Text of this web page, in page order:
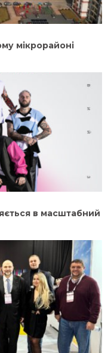
мікрорайоні
в масштабний